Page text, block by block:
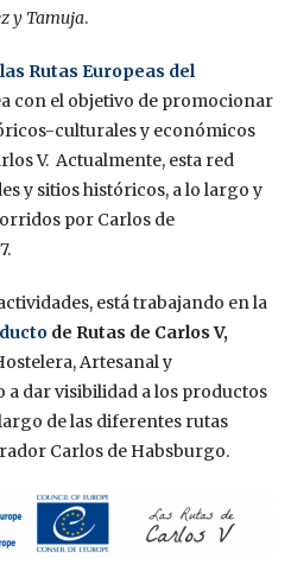
y Tamuja.
Rutas Europeas del
con el objetivo de promocionar
culturales y económicos
V. Actualmente, esta red
y sitios históricos, a lo largo y
por Carlos de
está trabajando en la
de Rutas de Carlos V,
Artesanal y
a dar visibilidad a los productos
de las diferentes rutas
Carlos de Habsburgo.